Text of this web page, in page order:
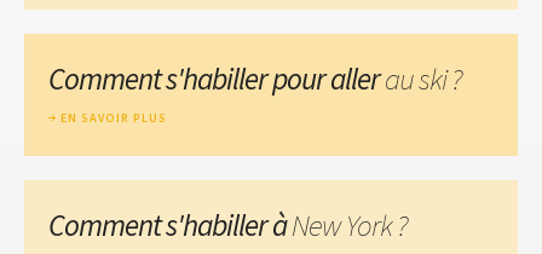
Comment s'habiller pour allerau ski ?
EN SAVOIR PLUS
Comment s'habiller àNew York ?